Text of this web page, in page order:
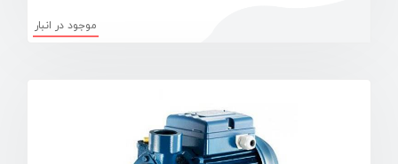
موجود در انبار